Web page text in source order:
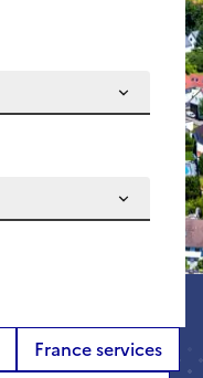
France services